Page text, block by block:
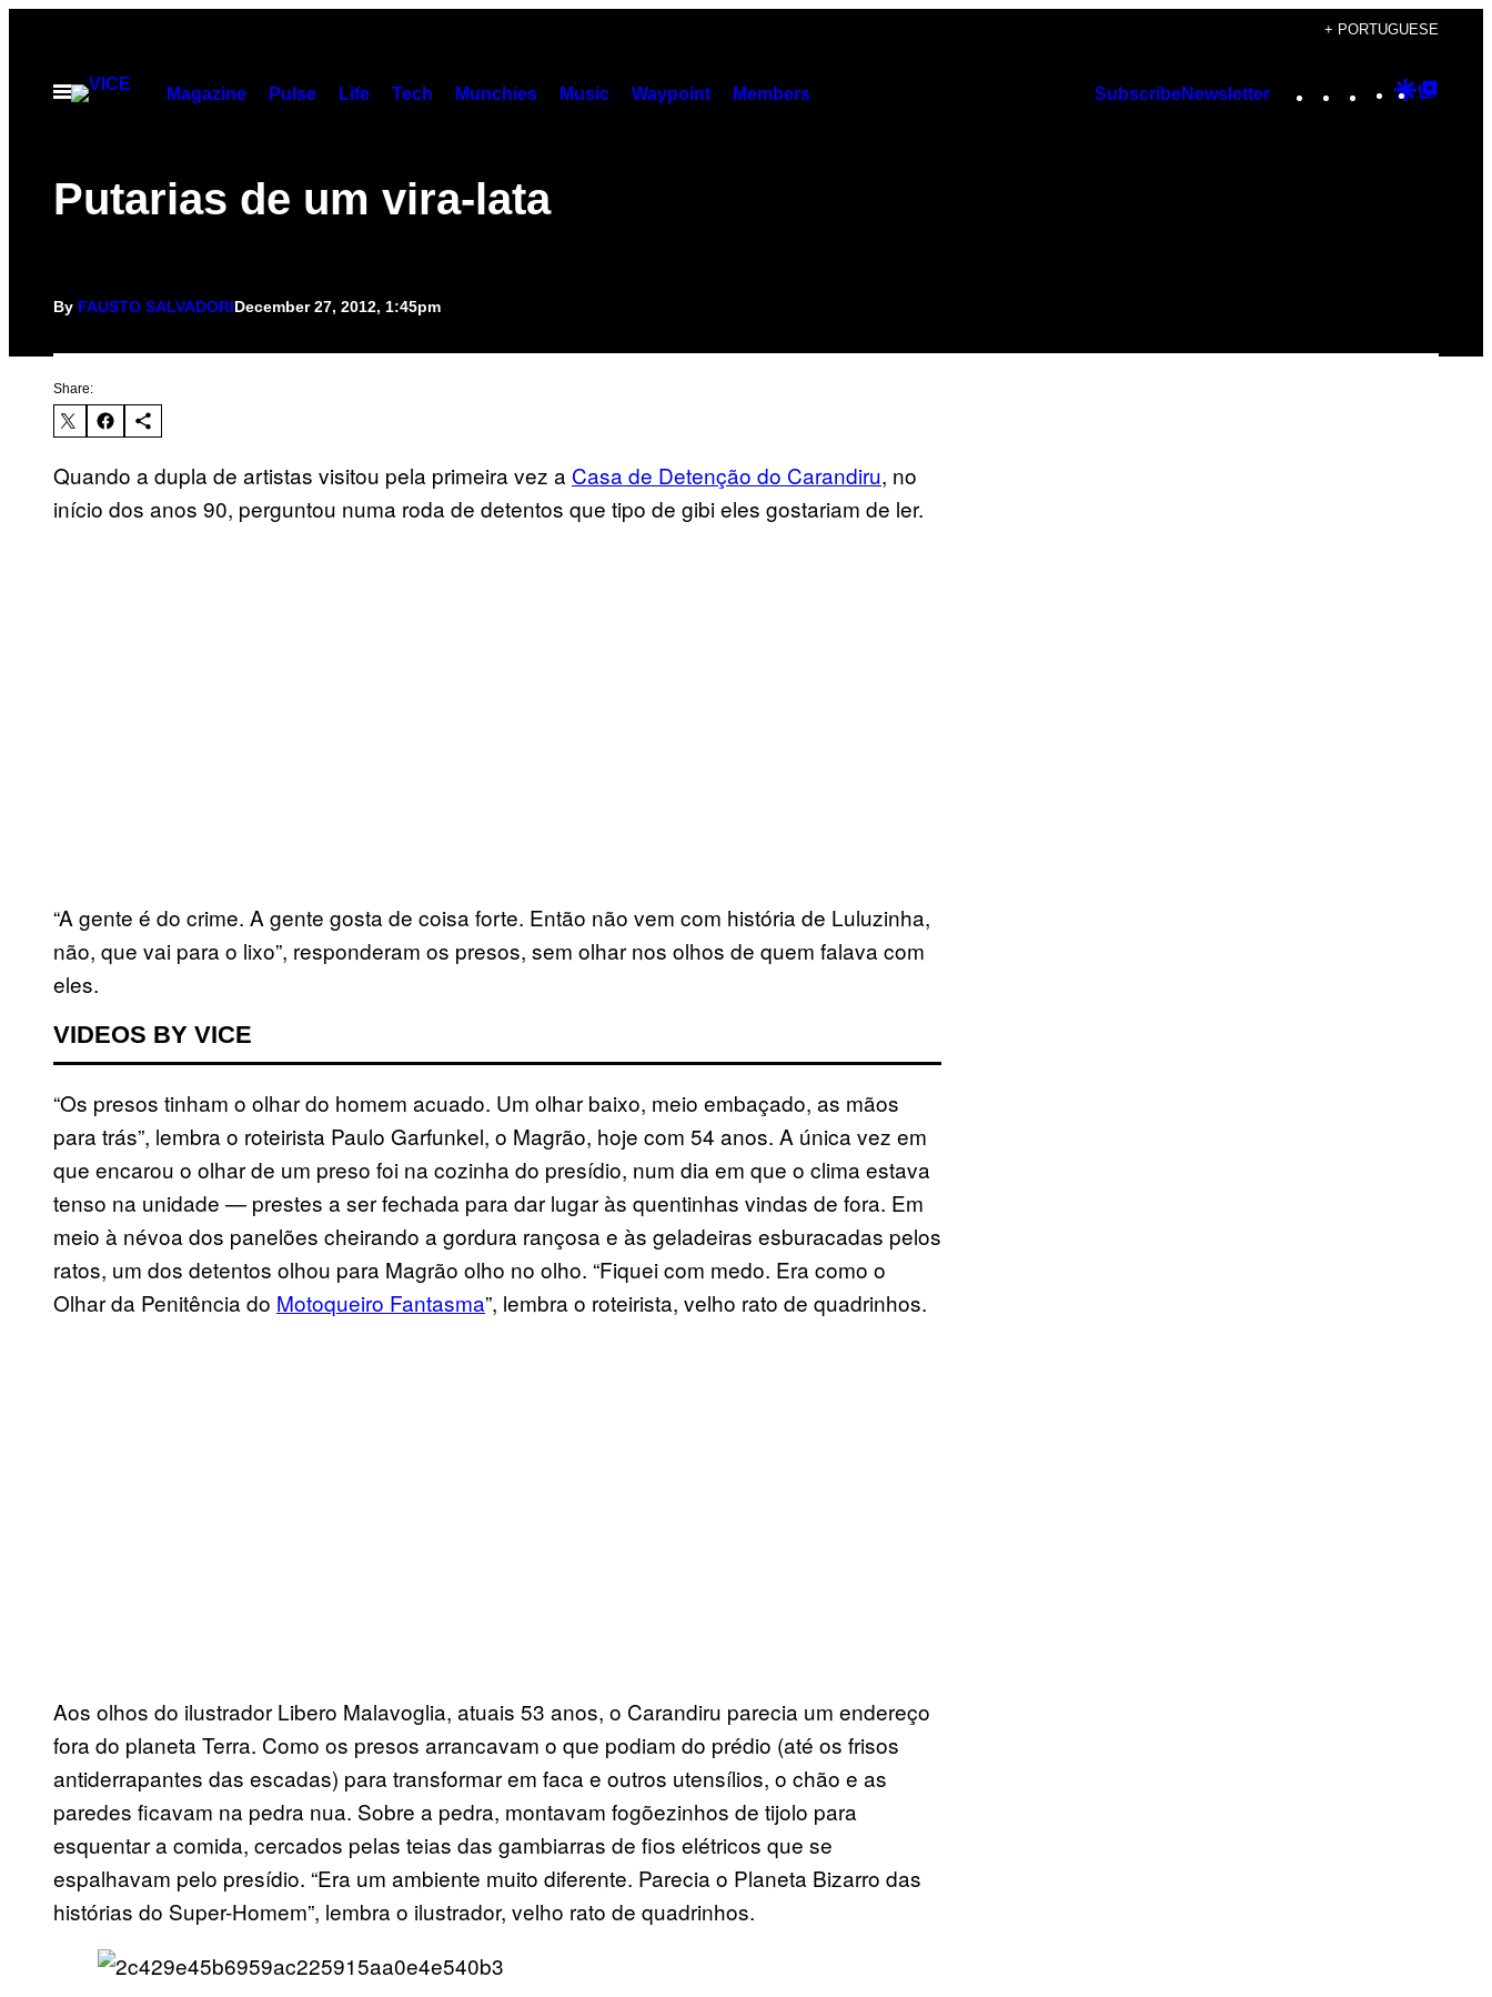
content
+ PORTUGUESE
Open
Magazine Pulse Life Tech Munchies Music Waypoint Members SubscribeNewsletter Instagram
TikTok
YouTube
Google
Putarias de um vira-lata
By FAUSTO SALVADORIDecember 27, 2012, 1:45pm
Share:
Quando a dupla de artistas visitou pela primeira vez a Casa de Detenção do Carandiru, no
início dos anos 90, perguntou numa roda de detentos que tipo de gibi eles gostariam de ler.
“A gente é do crime. A gente gosta de coisa forte. Então não vem com história de Luluzinha,
não, que vai para o lixo”, responderam os presos, sem olhar nos olhos de quem falava com
eles.
VIDEOS BY VICE
“Os presos tinham o olhar do homem acuado. Um olhar baixo, meio embaçado, as mãos
para trás”, lembra o roteirista Paulo Garfunkel, o Magrão, hoje com 54 anos. A única vez em
que encarou o olhar de um preso foi na cozinha do presídio, num dia em que o clima estava
tenso na unidade — prestes a ser fechada para dar lugar às quentinhas vindas de fora. Em
meio à névoa dos panelões cheirando a gordura rançosa e às geladeiras esburacadas pelos
ratos, um dos detentos olhou para Magrão olho no olho. “Fiquei com medo. Era como o
Olhar da Penitência do Motoqueiro Fantasma”, lembra o roteirista, velho rato de quadrinhos.
Aos olhos do ilustrador Libero Malavoglia, atuais 53 anos, o Carandiru parecia um endereço
fora do planeta Terra. Como os presos arrancavam o que podiam do prédio (até os frisos
antiderrapantes das escadas) para transformar em faca e outros utensílios, o chão e as
paredes ficavam na pedra nua. Sobre a pedra, montavam fogõezinhos de tijolo para
esquentar a comida, cercados pelas teias das gambiarras de fios elétricos que se
espalhavam pelo presídio. “Era um ambiente muito diferente. Parecia o Planeta Bizarro das
histórias do Super-Homem”, lembra o ilustrador, velho rato de quadrinhos.